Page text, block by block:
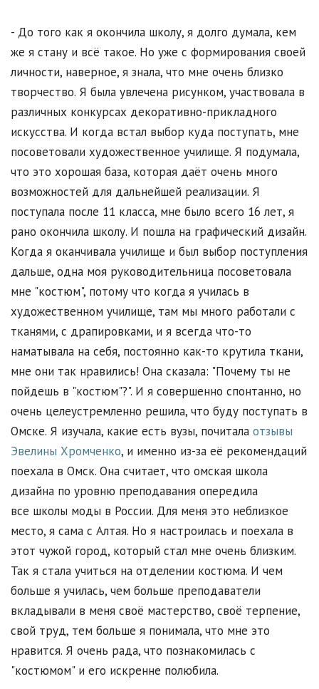
- До того как я окончила школу, я долго думала, кем
же я стану и всё такое. Но уже с формирования своей
личности, наверное, я знала, что мне очень близко
творчество. Я была увлечена рисунком, участвовала в
различных конкурсах декоративно-прикладного
искусства. И когда встал выбор куда поступать, мне
посоветовали художественное училище. Я подумала,
что это хорошая база, которая даёт очень много
возможностей для дальнейшей реализации. Я
поступала после 11 класса, мне было всего 16 лет, я
рано окончила школу. И пошла на графический дизайн.
Когда я оканчивала училище и был выбор поступления
дальше, одна моя руководительница посоветовала
мне "костюм", потому что когда я училась в
художественном училище, там мы много работали с
тканями, с драпировками, и я всегда что-то
наматывала на себя, постоянно как-то крутила ткани,
мне они так нравились! Она сказала: "Почему ты не
пойдешь в "костюм"?". И я совершенно спонтанно, но
очень целеустремленно решила, что буду поступать в
Омске. Я изучала, какие есть вузы, почитала отзывы
Эвелины Хромченко, и именно из-за её рекомендаций
поехала в Омск. Она считает, что омская школа
дизайна по уровню преподавания опередила
все школы моды в России. Для меня это неблизкое
место, я сама с Алтая. Но я настроилась и поехала в
этот чужой город, который стал мне очень близким.
Так я стала учиться на отделении костюма. И чем
больше я училась, чем больше преподаватели
вкладывали в меня своё мастерство, своё терпение,
свой труд, тем больше я понимала, что мне это
нравится. Я очень рада, что познакомилась с
"костюмом" и его искренне полюбила.